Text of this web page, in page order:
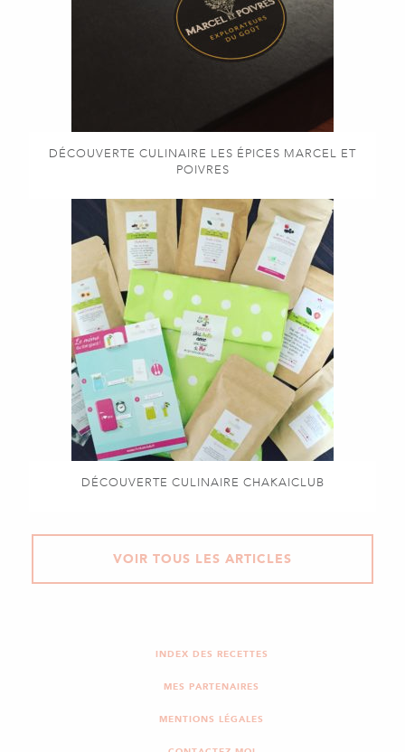
DÉCOUVERTE CULINAIRE LES ÉPICES MARCEL ET
POIVRES
DÉCOUVERTE CULINAIRE CHAKAICLUB
VOIR TOUS LES ARTICLES
INDEX DES RECETTES
MES PARTENAIRES
MENTIONS LÉGALES